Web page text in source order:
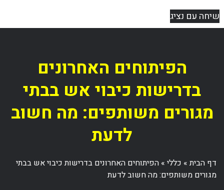
שיחה עם נציג
הפיתוחים האחרונים
בדרישות כיבוי אש בבתי
מגורים משותפים: מה חשוב
לדעת
דף הבית» כללי» הפיתוחים האחרונים בדרישות כיבוי אש בבתי
מגורים משותפים: מה חשוב לדעת